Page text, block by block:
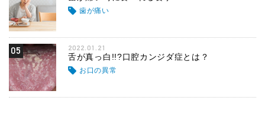
歯が痛い
05 2022.01.21
舌が真っ白!!?口腔カンジダ症とは？
お口の異常